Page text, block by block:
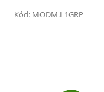
Kód: MODM.L1GRP